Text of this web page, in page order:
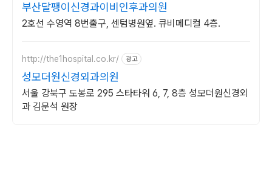
부산달팽이신경과이비인후과의원
2호선 수영역 8번출구, 센텀병원옆. 큐비메디컬 4층.
http://the1hospital.co.kr/ 광고
성모더원신경외과의원
서울 강북구 도봉로 295 스타타워 6, 7, 8층 성모더원신경외
과 김문석 원장